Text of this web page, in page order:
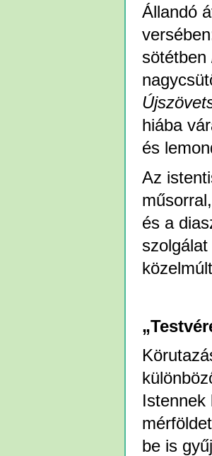
Állandó
sötétben
hiába
és
Az
és a
be is